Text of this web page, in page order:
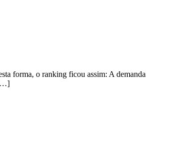
forma, o ranking ficou assim: A demanda
[…]